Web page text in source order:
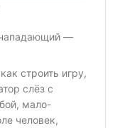
нападающий —
строить игру,
слёз с
мало-
человек,